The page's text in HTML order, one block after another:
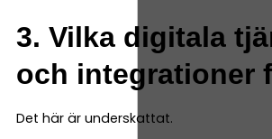
3. Vilka digitala
och integrationer
Det här är underskattat.